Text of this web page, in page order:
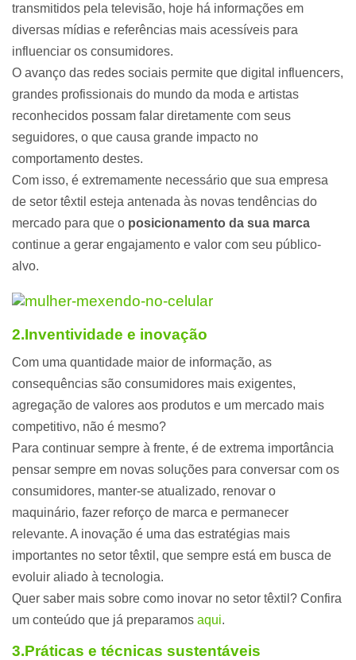
transmitidos pela televisão, hoje há informações em
diversas mídias e referências mais acessíveis para
influenciar os consumidores.
O avanço das redes sociais permite que digital influencers,
grandes profissionais do mundo da moda e artistas
reconhecidos possam falar diretamente com seus
seguidores, o que causa grande impacto no
comportamento destes.
Com isso, é extremamente necessário que sua empresa
de setor têxtil esteja antenada às novas tendências do
mercado para que o posicionamento da sua marca
continue a gerar engajamento e valor com seu público-
alvo.
2.Inventividade e inovação
Com uma quantidade maior de informação, as
consequências são consumidores mais exigentes,
agregação de valores aos produtos e um mercado mais
competitivo, não é mesmo?
Para continuar sempre à frente, é de extrema importância
pensar sempre em novas soluções para conversar com os
consumidores, manter-se atualizado, renovar o
maquinário, fazer reforço de marca e permanecer
relevante. A inovação é uma das estratégias mais
importantes no setor têxtil, que sempre está em busca de
evoluir aliado à tecnologia.
Quer saber mais sobre como inovar no setor têxtil? Confira
um conteúdo que já preparamos aqui.
3.Práticas e técnicas sustentáveis